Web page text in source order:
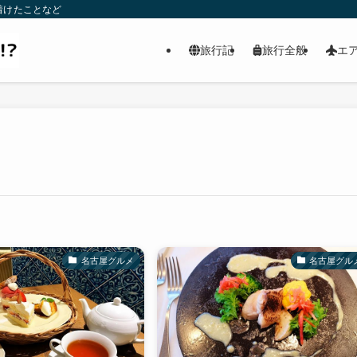
けたことなど
旅行記 旅行全般 エ
名古屋グルメ 名古屋グル